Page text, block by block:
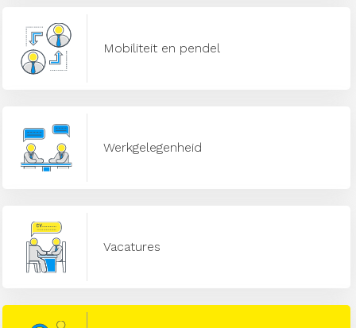
Mobiliteit en pendel
Werkgelegenheid
Vacatures